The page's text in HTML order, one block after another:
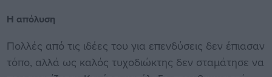
Η απόλυση
Πολλές από τις ιδέες του για επενδύσεις δεν έπιασαν
τόπο, αλλά ως καλός τυχοδιώκτης δεν σταμάτησε να